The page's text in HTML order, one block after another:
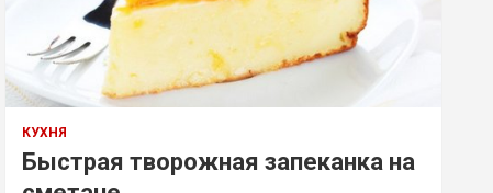
КУХНЯ
Быстрая творожная запеканка на